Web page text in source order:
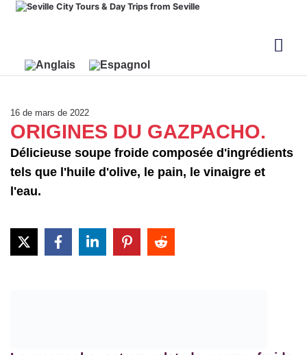
16 de mars de 2022
ORIGINES DU GAZPACHO.
Délicieuse soupe froide composée d'ingrédients
tels que l'huile d'olive, le pain, le vinaigre et
l'eau.